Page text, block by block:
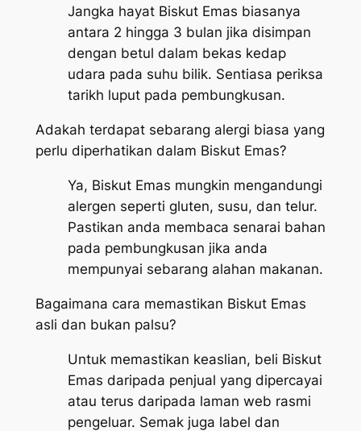
Jangka hayat Biskut Emas biasanya
antara 2 hingga 3 bulan jika disimpan
dengan betul dalam bekas kedap
udara pada suhu bilik. Sentiasa periksa
tarikh luput pada pembungkusan.
Adakah terdapat sebarang alergi biasa yang
perlu diperhatikan dalam Biskut Emas?
Ya, Biskut Emas mungkin mengandungi
alergen seperti gluten, susu, dan telur.
Pastikan anda membaca senarai bahan
pada pembungkusan jika anda
mempunyai sebarang alahan makanan.
Bagaimana cara memastikan Biskut Emas
asli dan bukan palsu?
Untuk memastikan keaslian, beli Biskut
Emas daripada penjual yang dipercayai
atau terus daripada laman web rasmi
pengeluar. Semak juga label dan